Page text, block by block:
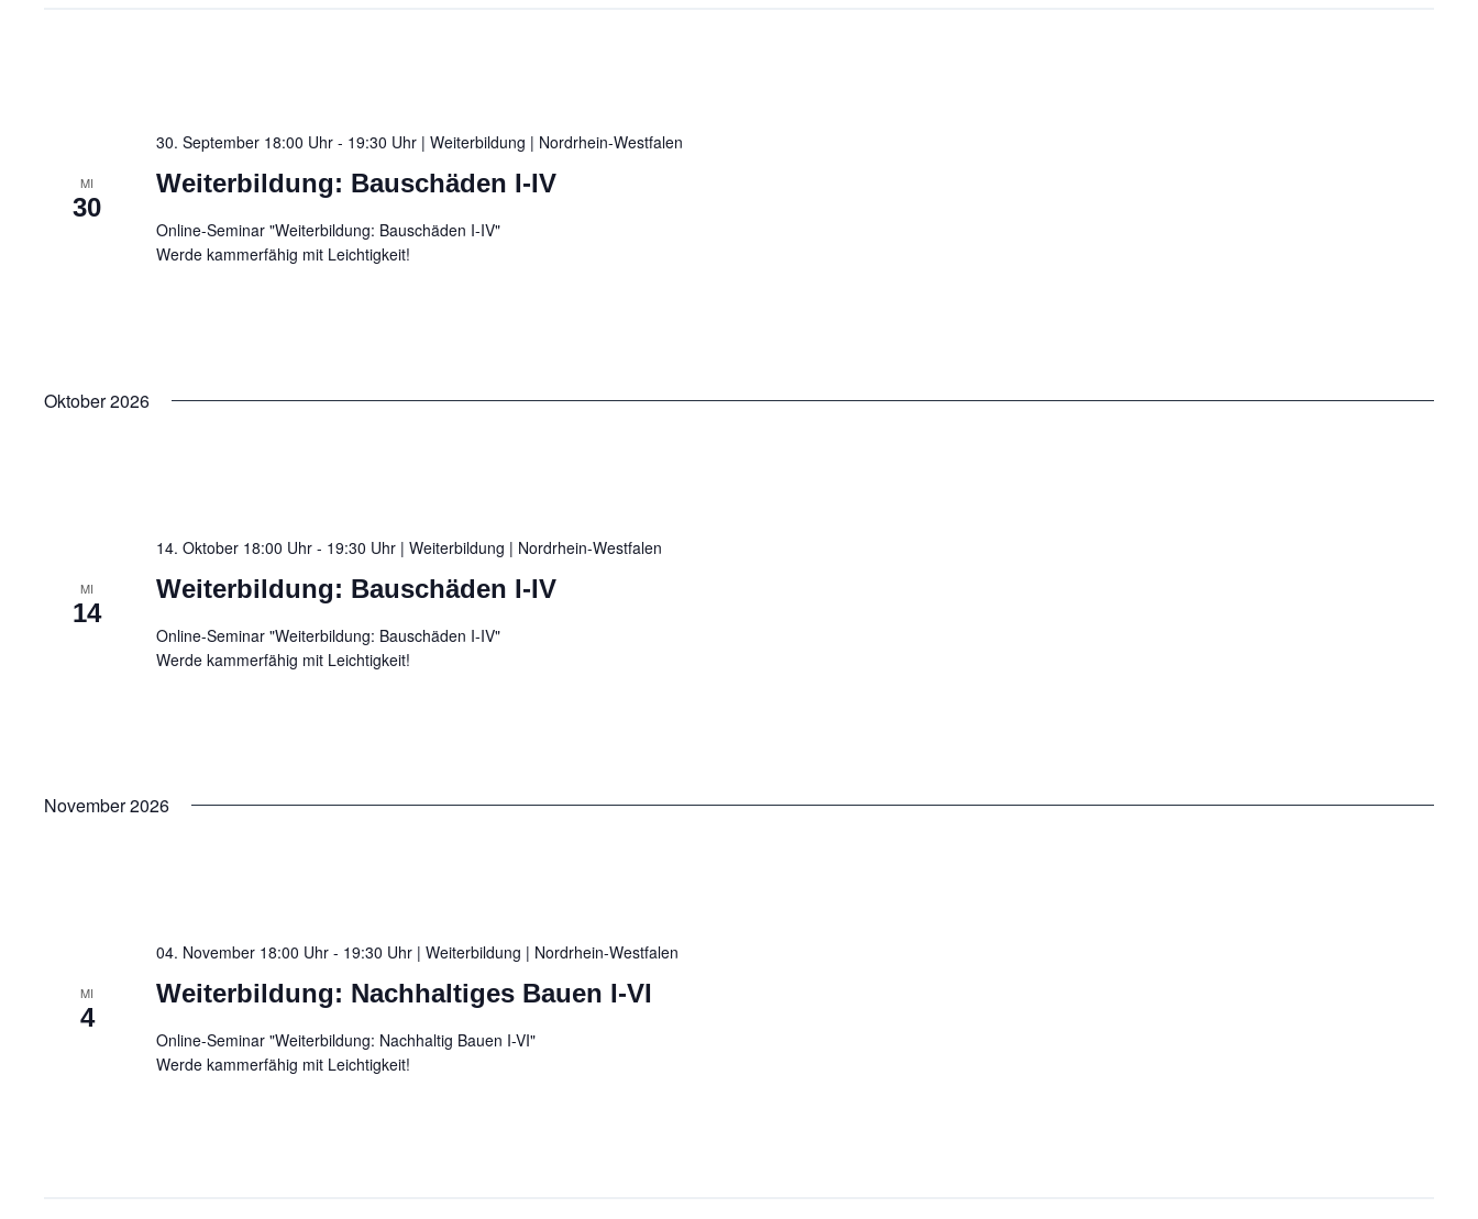
MI
30
30. September 18:00 Uhr - 19:30 Uhr | Weiterbildung | Nordrhein-Westfalen
Weiterbildung: Bauschäden I-IV
Online-Seminar "Weiterbildung: Bauschäden I-IV"
Werde kammerfähig mit Leichtigkeit!
Oktober 2026
MI
14
14. Oktober 18:00 Uhr - 19:30 Uhr | Weiterbildung | Nordrhein-Westfalen
Weiterbildung: Bauschäden I-IV
Online-Seminar "Weiterbildung: Bauschäden I-IV"
Werde kammerfähig mit Leichtigkeit!
November 2026
MI
4
04. November 18:00 Uhr - 19:30 Uhr | Weiterbildung | Nordrhein-Westfalen
Weiterbildung: Nachhaltiges Bauen I-VI
Online-Seminar "Weiterbildung: Nachhaltig Bauen I-VI"
Werde kammerfähig mit Leichtigkeit!